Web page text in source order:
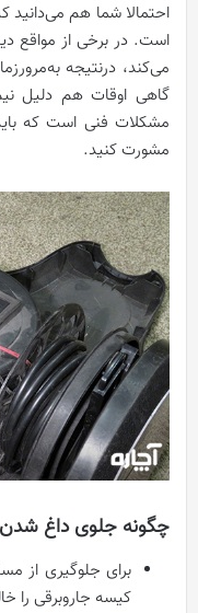
احتمالا شما هم می‌دانید
است. در برخی از مواقع
می‌کند، درنتیجه
گاهی اوقات هم دلیل
مشکلات فنی است که
مشورت کنید.
چگونه جلوی داغ شدن
برای جلوگیری از
کیسه جاروبرقی را